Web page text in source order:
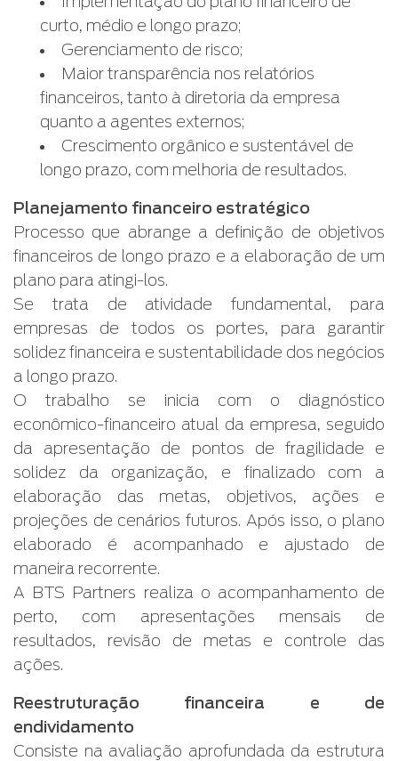
curto, médio e longo prazo;
Gerenciamento de risco;
Maior transparência nos relatórios
financeiros, tanto à diretoria da empresa
quanto a agentes externos;
Crescimento orgânico e sustentável de
longo prazo, com melhoria de resultados.
Planejamento financeiro estratégico
Processo que abrange a definição de objetivos
financeiros de longo prazo e a elaboração de um
plano para atingi-los.
Se trata de atividade fundamental, para
empresas de todos os portes, para garantir
solidez financeira e sustentabilidade dos negócios
a longo prazo.
O trabalho se inicia com o diagnóstico
econômico-financeiro atual da empresa, seguido
da apresentação de pontos de fragilidade e
solidez da organização, e finalizado com a
elaboração das metas, objetivos, ações e
projeções de cenários futuros. Após isso, o plano
elaborado é acompanhado e ajustado de
maneira recorrente.
A BTS Partners realiza o acompanhamento de
perto, com apresentações mensais de
resultados, revisão de metas e controle das
ações.
Reestruturação financeira e de
endividamento
Consiste na avaliação aprofundada da estrutura